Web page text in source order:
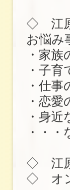
◇ 江原
お悩み
・家族
・子育
・仕事
・恋愛
・身
・・・
◇ 江原
◇ オン